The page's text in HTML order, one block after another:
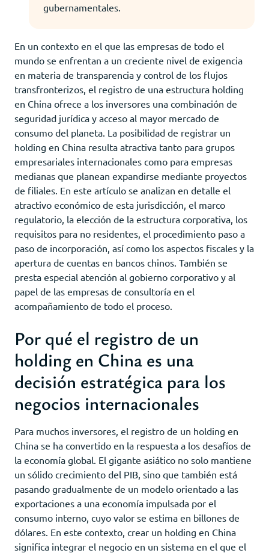
gubernamentales.
En un contexto en el que las empresas de todo el
mundo se enfrentan a un creciente nivel de exigencia
en materia de transparencia y control de los flujos
transfronterizos, el registro de una estructura holding
en China ofrece a los inversores una combinación de
seguridad jurídica y acceso al mayor mercado de
consumo del planeta. La posibilidad de registrar un
holding en China resulta atractiva tanto para grupos
empresariales internacionales como para empresas
medianas que planean expandirse mediante proyectos
de filiales. En este artículo se analizan en detalle el
atractivo económico de esta jurisdicción, el marco
regulatorio, la elección de la estructura corporativa, los
requisitos para no residentes, el procedimiento paso a
paso de incorporación, así como los aspectos fiscales y la
apertura de cuentas en bancos chinos. También se
presta especial atención al gobierno corporativo y al
papel de las empresas de consultoría en el
acompañamiento de todo el proceso.
Por qué el registro de un
holding en China es una
decisión estratégica para los
negocios internacionales
Para muchos inversores, el registro de un holding en
China se ha convertido en la respuesta a los desafíos de
la economía global. El gigante asiático no solo mantiene
un sólido crecimiento del PIB, sino que también está
pasando gradualmente de un modelo orientado a las
exportaciones a una economía impulsada por el
consumo interno, cuyo valor se estima en billones de
dólares. En este contexto, crear un holding en China
significa integrar el negocio en un sistema en el que el